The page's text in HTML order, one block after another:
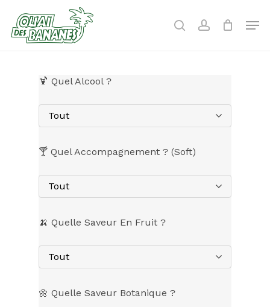
main
content
searchaccount
🍹 Quel Alcool ?
Tout
🍸 Quel Accompagnement ? (Soft)
Tout
🍌 Quelle Saveur En Fruit ?
Tout
🌼 Quelle Saveur Botanique ?